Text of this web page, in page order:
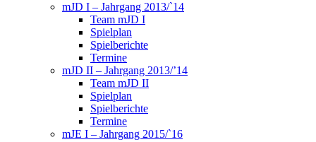
mJD I – Jahrgang 2013/`14
Team mJD I
Spielplan
Spielberichte
Termine
mJD II – Jahrgang 2013/’14
Team mJD II
Spielplan
Spielberichte
Termine
mJE I – Jahrgang 2015/`16